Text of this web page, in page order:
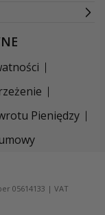
Pieniędzy
05614133 | VAT